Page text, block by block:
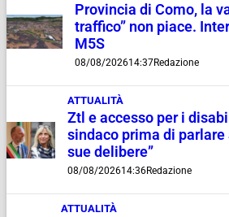
Provincia di Como, la
traffico” non piace.
M5S
08/08/202614:37Redazione
ATTUALITÀ
Ztl e accesso per i
sindaco prima di
sue delibere”
08/08/202614:36Redazione
ATTUALITÀ